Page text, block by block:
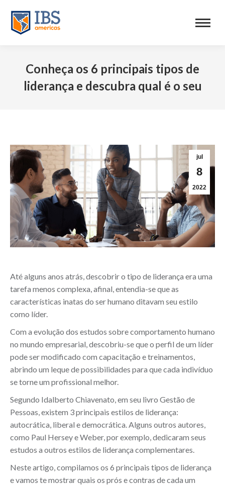
Conheça os 6 principais tipos de
liderança e descubra qual é o seu
jul
8
2022
Até alguns anos atrás, descobrir o tipo de liderança era uma
tarefa menos complexa, afinal, entendia-se que as
características inatas do ser humano ditavam seu estilo
como líder.
Com a evolução dos estudos sobre comportamento humano
no mundo empresarial, descobriu-se que o perfil de um líder
pode ser modificado com capacitação e treinamentos,
abrindo um leque de possibilidades para que cada indivíduo
se torne um profissional melhor.
Segundo Idalberto Chiavenato, em seu livro Gestão de
Pessoas, existem 3 principais estilos de liderança:
autocrática, liberal e democrática. Alguns outros autores,
como Paul Hersey e Weber, por exemplo, dedicaram seus
estudos a outros estilos de liderança complementares.
Neste artigo, compilamos os 6 principais tipos de liderança
e vamos te mostrar quais os prós e contras de cada um